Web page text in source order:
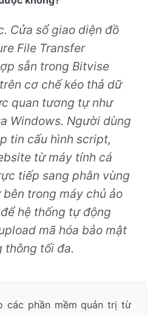
Cửa sổ giao diện đồ
File Transfer
sẵn trong Bitvise
cơ chế kéo thả dữ
quan tương tự như
Windows. Người dùng
tin cấu hình script,
từ máy tính cá
tiếp sang phân vùng
trong máy chủ ảo
hệ thống tự động
mã hóa bảo mật
thông tối đa.
các phần mềm quản trị từ